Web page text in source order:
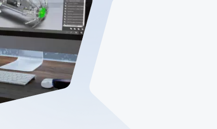
ングカーネル
つ信頼性の高い3Dモデ
Solver
向け幾何拘束ソルバー
ケーススタディ
ィ/CAE
のカスタマイズされたメッ
び相互運用性ソリューションを
り高速で信頼性の高いシミュ
実現する方法をご覧ください。